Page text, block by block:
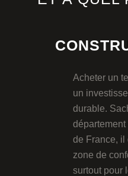
Acheter un
un
durable.
département
de France, il
zone de
surtout pour